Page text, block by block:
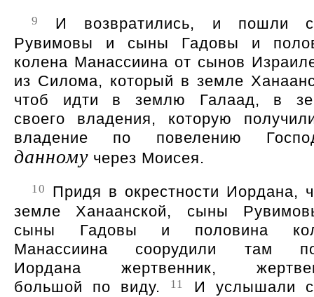
9
И возвратились, и пошли
Рувимовы и сыны Гадовы и
колена Манассиина от сынов
из Силома, который в земле
чтоб идти в землю Галаад, в
своего владения, которую
владение по повелению
данному через Моисея.
10
Придя в окрестности Иордана,
земле Ханаанской, сыны
сыны Гадовы и половина
Манассиина соорудили там
Иордана жертвенник,
большой по виду.
11
И услышали